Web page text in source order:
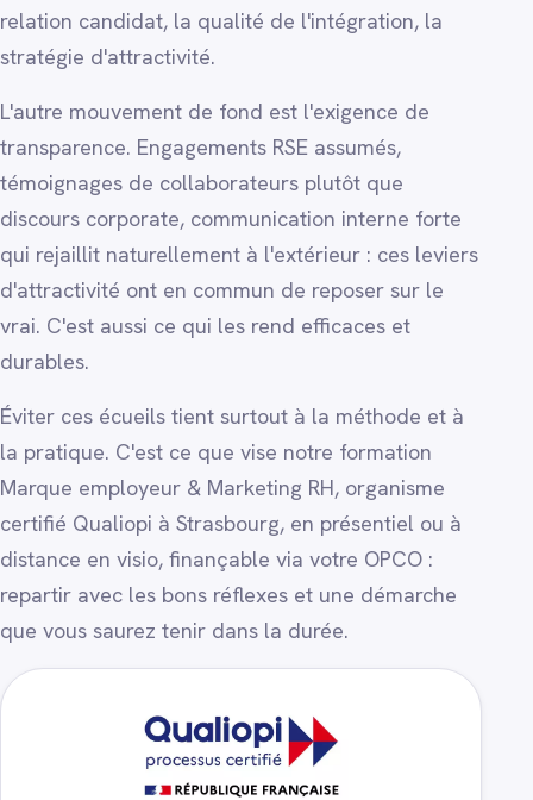
relation candidat, la qualité de l'intégration, la
stratégie d'attractivité.
L'autre mouvement de fond est l'exigence de
transparence. Engagements RSE assumés,
témoignages de collaborateurs plutôt que
discours corporate, communication interne forte
qui rejaillit naturellement à l'extérieur : ces leviers
d'attractivité ont en commun de reposer sur le
vrai. C'est aussi ce qui les rend efficaces et
durables.
Éviter ces écueils tient surtout à la méthode et à
la pratique. C'est ce que vise notre formation
Marque employeur & Marketing RH, organisme
certifié Qualiopi à Strasbourg, en présentiel ou à
distance en visio, finançable via votre OPCO :
repartir avec les bons réflexes et une démarche
que vous saurez tenir dans la durée.